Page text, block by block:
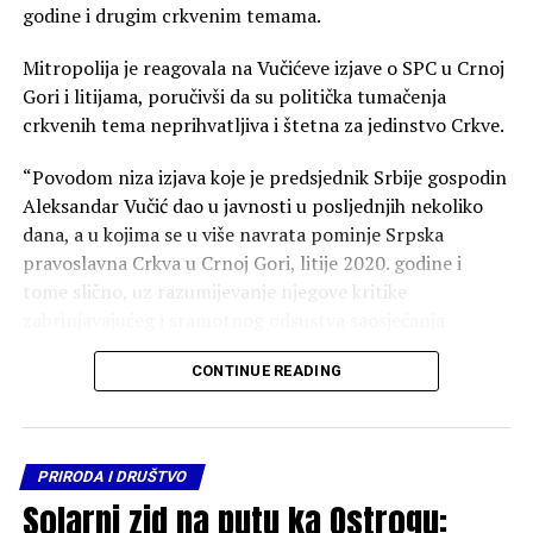
godine i drugim crkvenim temama.
Mitropolija je reagovala na Vučićeve izjave o SPC u Crnoj
Gori i litijama, poručivši da su politička tumačenja
crkvenih tema neprihvatljiva i štetna za jedinstvo Crkve.
“Povodom niza izjava koje je predsjednik Srbije gospodin
Aleksandar Vučić dao u javnosti u posljednjih nekoliko
dana, a u kojima se u više navrata pominje Srpska
pravoslavna Crkva u Crnoj Gori, litije 2020. godine i
tome slično, uz razumijevanje njegove kritike
pokazanog od strane Ministarstva vanjskih poslova Crne
Gore prema stradanju srpskog naroda u akciji „Oluja“
obilježavanja godišnjice tog etničkog čišćenja, osjećamo
pastirsku obavezu da reagujemo na neka politička
tumačenja crkvenih tema, ostavljajući one političke i
ideološke teme političarima i ideolozima”, piše u
CONTINUE READING
PRIRODA I DRUŠTVO
Solarni zid na putu ka Ostrogu: